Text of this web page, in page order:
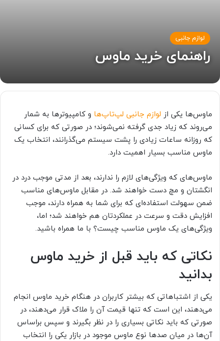
لوازم جانبی
راهنمای خرید ماوس
ماوس‌ها یکی از لوازم جانبی لپ‌تاپ‌ها و کامپیوترها به شمار
می‌روند که زیاد جدی گرفته نمی‌شوند؛ در صورتی که برای کسانی
که روزانه ساعات زیادی را پشت سیستم می‌گذرانند، انتخاب یک
ماوس مناسب بسیار اهمیت دارد.
ماوس‌های که ویژگی‌های لازم را ندارند، بعد از مدتی موجب درد در
انگشتان و مچ دست خواهند شد. در مقابل ماوس‌های مناسب
ضمن سهولت استفاده‌ای که برای شما به همراه دارند، موجب
افزایش دقت و سرعت در عملکردتان هم خواهند شد؛ اما،
ویژگی‌های یک ماوس مناسب چیست؟ با ما همراه باشید.
نکاتی که باید قبل از خرید ماوس
بدانید
یکی از اشتباهاتی که بیشتر کاربران در هنگام خرید ماوس انجام
می‌دهند، این است که تنها قیمت آن را ملاک قرار می‌دهند، در
صورتی که باید نکاتی بسیاری را در نظر بگیرند و سپس براساس
آن‌ها در میان صدها نوع ماوس موجود در بازار یکی را انتخاب